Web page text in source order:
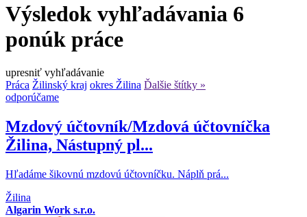
Výsledok vyhľadávania 6
ponúk práce
upresniť vyhľadávanie
Práca Žilinský kraj okres Žilina Ďalšie štítky »
odporúčame
Mzdový účtovník/Mzdová účtovníčka
Žilina, Nástupný pl...
​Hľadáme šikovnú mzdovú účtovníčku. Náplň prá...
Žilina
Algarin Work s.r.o.